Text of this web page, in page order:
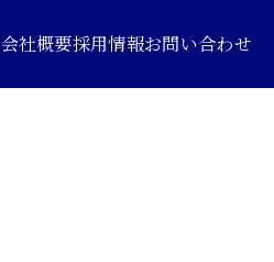
会社概要採用情報お問い合わせ